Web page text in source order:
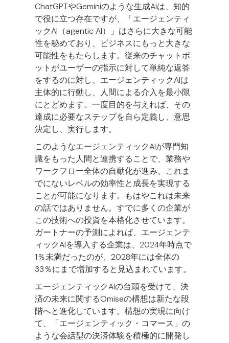
ChatGPTやGeminiのような生成AIは、知的
で役に立つ存在ですが、「エージェンティ
ックAI（agentic AI）」はさらに大きな可能
性を秘めており、ビジネスにもっと大きな
可能性をもたらします。従来のチャットボ
ットがユーザーの指示に対して単純な返答
をするのに対し、エージェンティックAIは
主体的に行動し、人間による介入を最小限
にとどめます。一度目的を与えれば、その
達成に必要なステップを自ら定義し、意思
決定し、実行します。
このようなエージェンティックAIが専門知
識をもった人間と連携することで、業務や
ワークフロー全体の自動化が進み、これま
でにないレベルの効率性と成長を実現する
ことが可能になります。もはやこれは未来
の話ではありません。すでに多くの企業が
この技術への投資を本格化させています。
ガートナーの予測によれば、エージェンテ
ィックAIを導入する企業は、2024年時点で
1％未満だったのが、2028年には全体の
33％にまで増加すると見込まれています。
エージェンティックAIの台頭を受けて、決
済の未来に関するOmiseの構想は新たな段
階へと進化しています。構想の実現に向け
て、「エージェンティック・コマース」の
ような会話型の決済体験を積極的に開発し